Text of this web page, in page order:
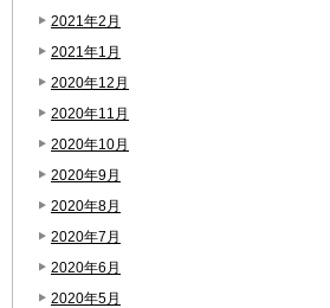
2021年2月
2021年1月
2020年12月
2020年11月
2020年10月
2020年9月
2020年8月
2020年7月
2020年6月
2020年5月